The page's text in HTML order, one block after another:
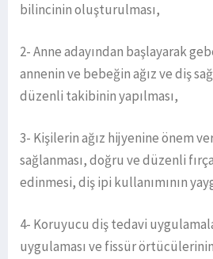
bilincinin oluşturulması,
2- Anne adayından başlayarak
annenin ve bebeğin ağız ve diş
düzenli takibinin yapılması,
3- Kişilerin ağız hijyenine önem
sağlanması, doğru ve düzenli
edinmesi, diş ipi kullanımının
4- Koruyucu diş tedavi
uygulaması ve fissür